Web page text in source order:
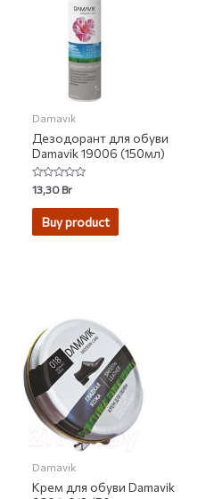
Damavik
Дезодорант для обуви
Damavik 19006 (150мл)
Rated
0
out
13,30Br
Buy product
Damavik
Крем для обуви Damavik